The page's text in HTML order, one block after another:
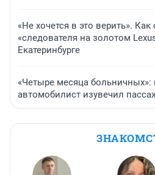
«Не хочется в это верить».
«следователя на золотом
Екатеринбурге
«Четыре месяца больничных»:
автомобилист изувечил